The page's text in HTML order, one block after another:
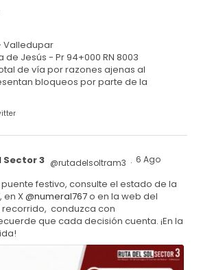
Valledupar
Jesús - Pr 94+000 RN 8003
de vía por razones ajenas al
bloqueos por parte de la
Sector 3 @rutadelsoltram3 · 6 Ago
festivo, consulte el estado de la
en X@numeral767o en la web del
recorrido, conduzca con
que cada decisión cuenta. ¡En la